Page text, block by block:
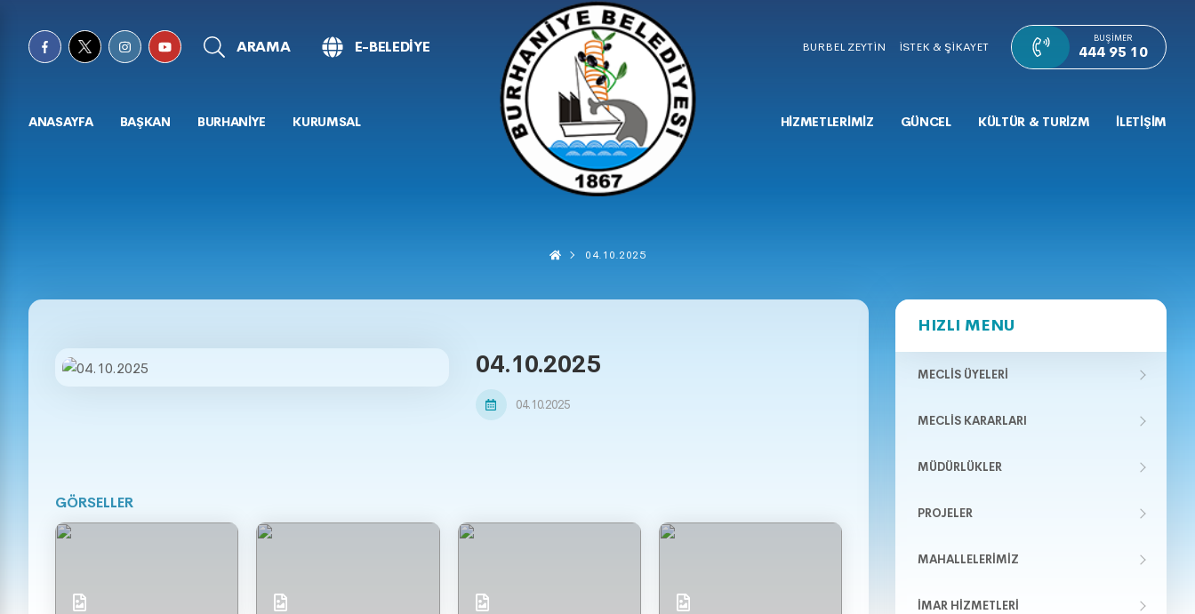
ARAMA E-BELEDİYE BURBEL ZEYTİN İSTEK & ŞİKAYET
BUŞIMER
444 95 10
ANASAYFA BAŞKAN BURHANİYE KURUMSAL HİZMETLERİMİZ GÜNCEL KÜLTÜR & TURİZM İLETİŞİM
04.10.2025
HIZLI MENU
MECLIS ÜYELERI
MECLIS KARARLARI
MÜDÜRLÜKLER
PROJELER
MAHALLELERIMIZ
İMAR HIZMETLERI
04.10.2025
04.10.2025
GÖRSELLER